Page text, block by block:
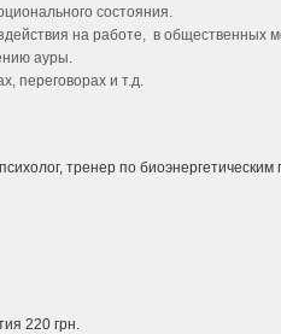
состояния.
на работе, в общественных
ауры.
переговорах и т.д.
тренер по биоэнергетическим
220 грн.